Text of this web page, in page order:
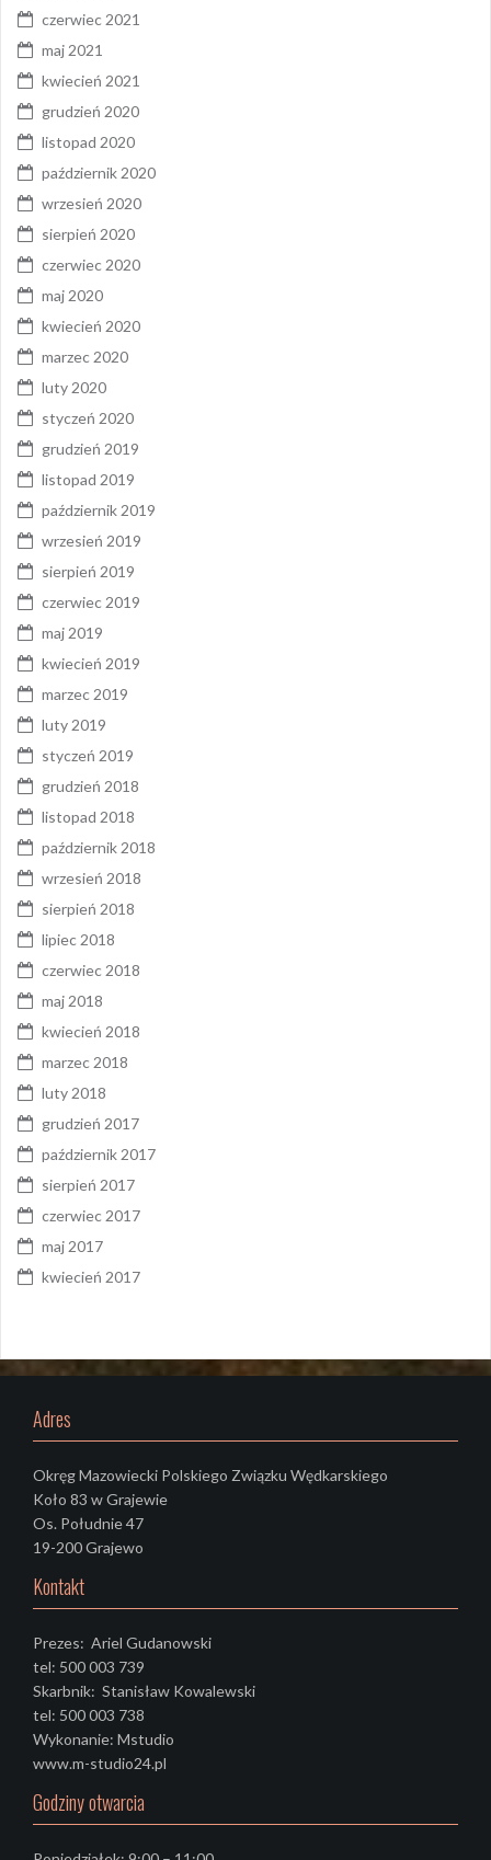
czerwiec 2021
maj 2021
kwiecień 2021
grudzień 2020
listopad 2020
październik 2020
wrzesień 2020
sierpień 2020
czerwiec 2020
maj 2020
kwiecień 2020
marzec 2020
luty 2020
styczeń 2020
grudzień 2019
listopad 2019
październik 2019
wrzesień 2019
sierpień 2019
czerwiec 2019
maj 2019
kwiecień 2019
marzec 2019
luty 2019
styczeń 2019
grudzień 2018
listopad 2018
październik 2018
wrzesień 2018
sierpień 2018
lipiec 2018
czerwiec 2018
maj 2018
kwiecień 2018
marzec 2018
luty 2018
grudzień 2017
październik 2017
sierpień 2017
czerwiec 2017
maj 2017
kwiecień 2017
Adres
Okręg Mazowiecki Polskiego Związku Wędkarskiego
Koło 83 w Grajewie
Os. Południe 47
19-200 Grajewo
Kontakt
Prezes: Ariel Gudanowski
tel: 500 003 739
Skarbnik: Stanisław Kowalewski
tel: 500 003 738
Wykonanie: Mstudio
www.m-studio24.pl
Godziny otwarcia